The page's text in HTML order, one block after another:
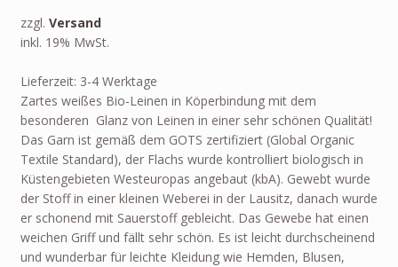
zzgl. Versand
inkl. 19% MwSt.
Lieferzeit: 3-4 Werktage
Zartes weißes Bio-Leinen in Köperbindung mit dem
besonderen Glanz von Leinen in einer sehr schönen Qualität!
Das Garn ist gemäß dem GOTS zertifiziert (Global Organic
Textile Standard), der Flachs wurde kontrolliert biologisch in
Küstengebieten Westeuropas angebaut (kbA). Gewebt wurde
der Stoff in einer kleinen Weberei in der Lausitz, danach wurde
er schonend mit Sauerstoff gebleicht. Das Gewebe hat einen
weichen Griff und fällt sehr schön. Es ist leicht durchscheinend
und wunderbar für leichte Kleidung wie Hemden, Blusen,